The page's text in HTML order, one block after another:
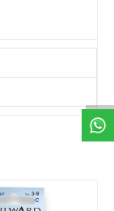
W
h
t
s
a
p
p
D
e
s
e
H
a
t
t